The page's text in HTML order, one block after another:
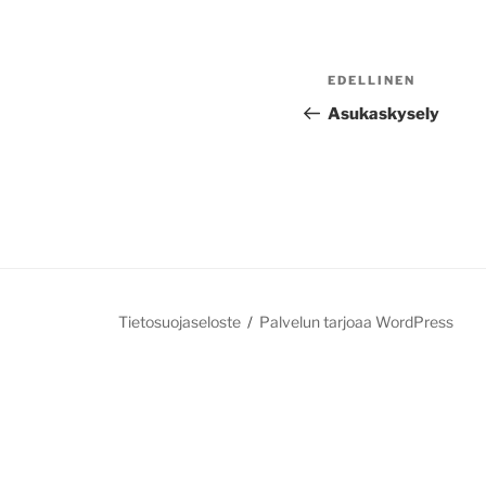
Artikkelien
selaus
Edellinen
artikkeli
EDELLINEN
Asukaskysely
Tietosuojaseloste Palvelun tarjoaa WordPress